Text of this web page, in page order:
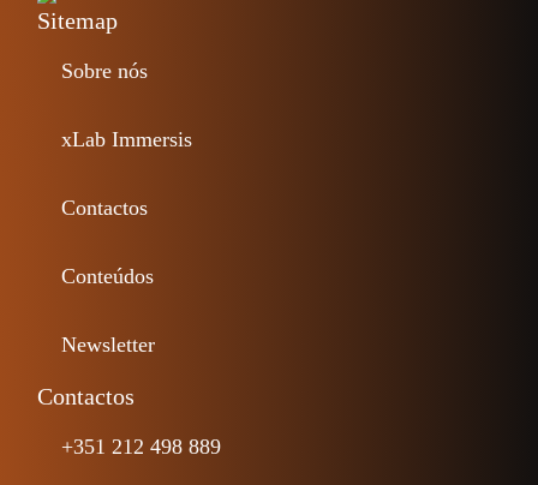
Sitemap
Sobre nós
xLab Immersis
Contactos
Conteúdos
Newsletter
Contactos
+351 212 498 889